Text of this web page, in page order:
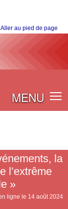
Aller au pied de page
MENU
la
l’extrême
»
ligne le 14 août 2024